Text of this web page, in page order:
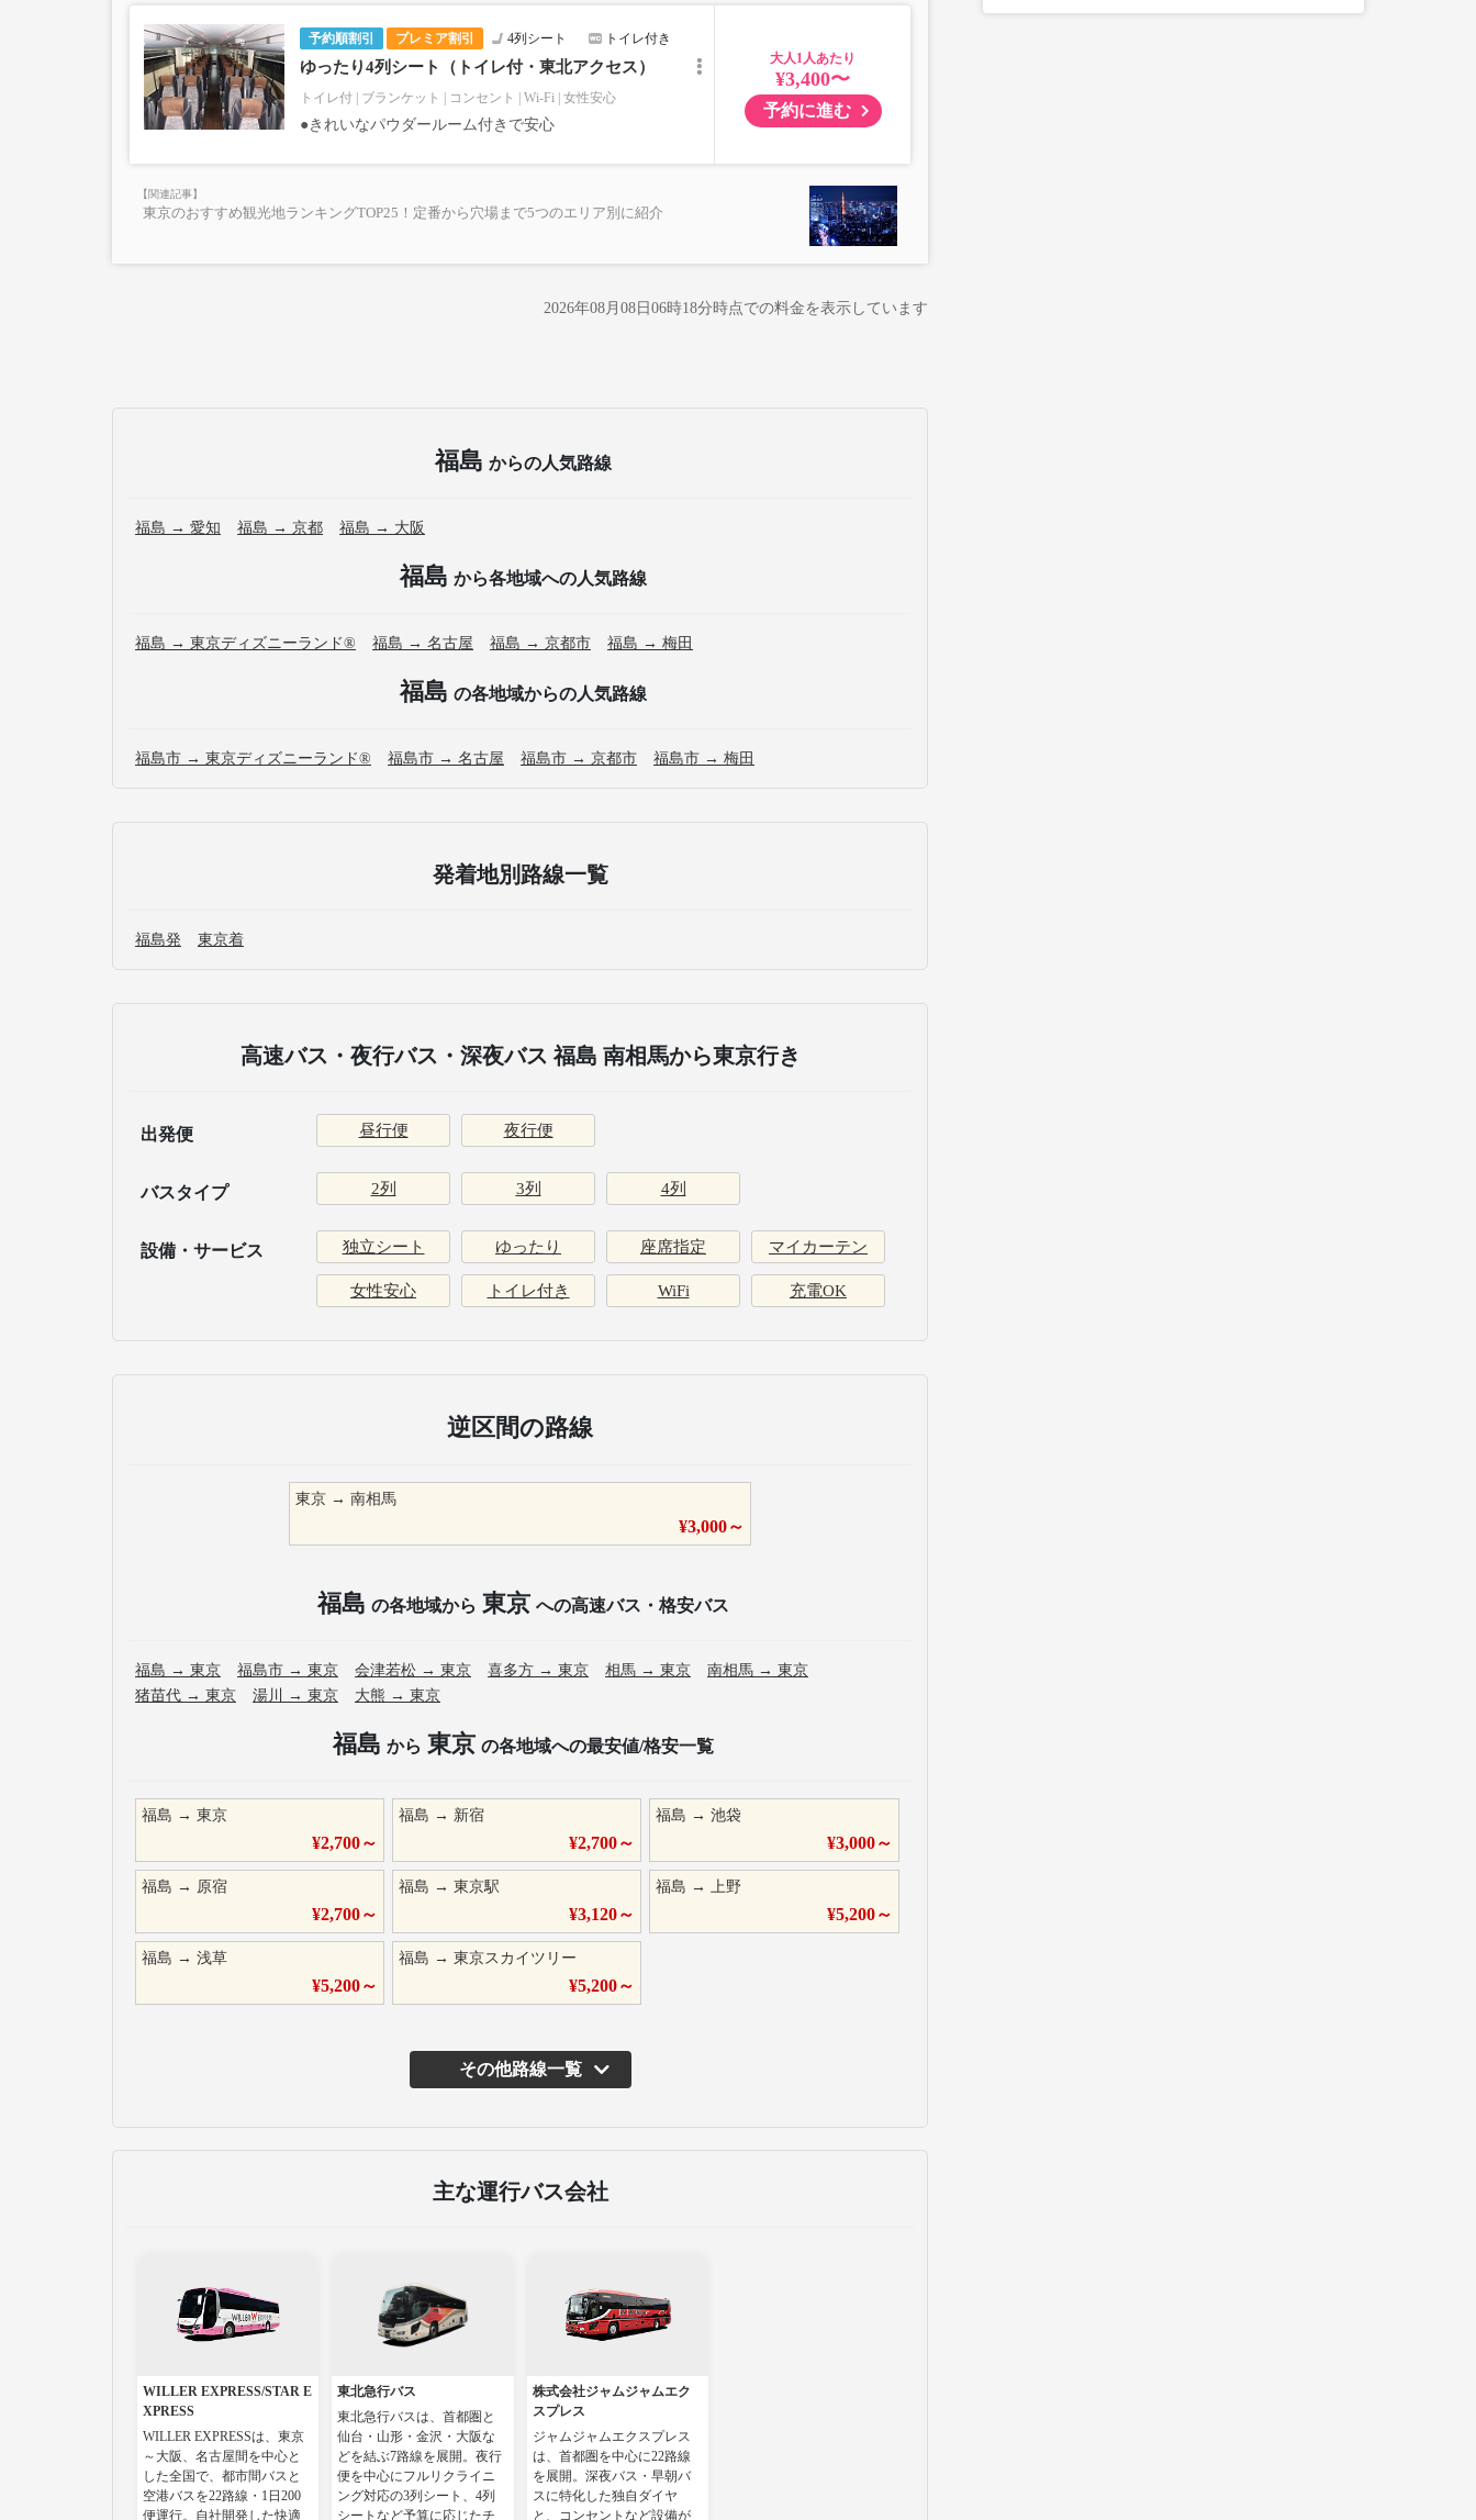
予約順割引 プレミア割引 4列シート トイレ付き
ゆったり4列シート（トイレ付・東北アクセス）
トイレ付 ブランケット コンセント Wi-Fi 女性安心
●きれいなパウダールーム付きで安心
大人
¥3,400〜
予約に進む
東京のおすすめ観光地ランキングTOP25！定番から穴場まで5つのエリア別に紹介
2026年08月08日06時18分時点での料金を表示しています
福島 からの人気路線
福島 → 愛知 福島 → 京都 福島 → 大阪
福島 から各地域への人気路線
福島 → 東京ディズニーランド® 福島 → 名古屋 福島 → 京都市 福島 → 梅田
福島 の各地域からの人気路線
福島市 → 東京ディズニーランド® 福島市 → 名古屋 福島市 → 京都市 福島市 → 梅田
発着地別路線一覧
福島発 東京着
高速バス・夜行バス・深夜バス 福島 南相馬から東京行き
出発便 昼行便 夜行便
バスタイプ 2列 3列 4列
設備・サービス 独立シート ゆったり 座席指定 マイカーテン
女性安心 トイレ付き WiFi 充電OK
逆区間の路線
東京 →南相馬
¥3,000～
福島 の各地域から 東京 への高速バス・格安バス
福島 → 東京 福島市 → 東京 会津若松 → 東京 喜多方 → 東京 相馬 → 東京 南相馬 → 東京
猪苗代 → 東京 湯川 → 東京 大熊 → 東京
福島 から 東京 の各地域への最安値/格安一覧
福島 → 東京
¥2,700～
福島 → 新宿
¥2,700～
福島 →池袋
¥3,000～
福島 → 原宿
¥2,700～
福島 →東京駅
¥3,120～
福島 →上野
¥5,200～
福島 → 浅草
¥5,200～
福島 →東京スカイツリー
¥5,200～
その他路線一覧
主な運行バス会社
WILLER EXPRESS/STAR E
XPRESS
WILLER EXPRESSは、東京
～大阪、名古屋間を中心と
した全国で、都市間バスと
空港バスを22路線・1日200
便運行。自社開発した快適
東北急行バス
東北急行バスは、首都圏と
仙台・山形・金沢・大阪な
どを結ぶ7路線を展開。夜行
便を中心にフルリクライニ
ング対応の3列シート、4列
シートなど予算に応じたチ
株式会社ジャムジャムエク
スプレス
ジャムジャムエクスプレス
は、首都圏を中心に22路線
を展開。深夜バス・早朝バ
スに特化した独自ダイヤ
と、コンセントなど設備が